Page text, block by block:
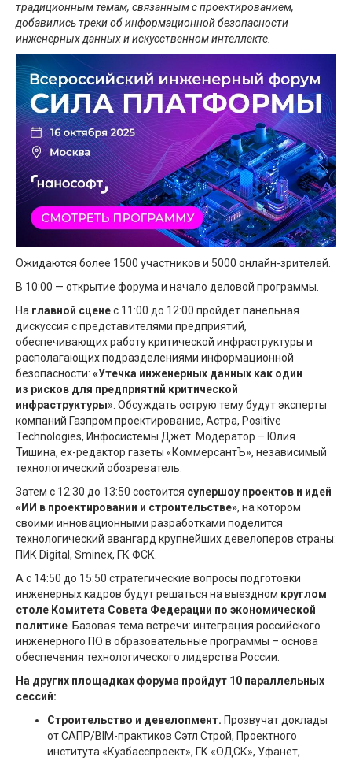
традиционным темам, связанным с проектированием,
добавились треки об информационной безопасности
инженерных данных и искусственном интеллекте.
Ожидаются более 1500 участников и 5000 онлайн-зрителей.
В 10:00 — открытие форума и начало деловой программы.
На главной сценес 11:00 до 12:00 пройдет панельная
дискуссия с представителями предприятий,
обеспечивающих работу критической инфраструктуры и
располагающих подразделениями информационной
безопасности: «Утечка инженерных данных как один
из рисков для предприятий критической
инфраструктуры». Обсуждать острую тему будут эксперты
компаний Газпром проектирование, Астра, Positive
Technologies, Инфосистемы Джет. Модератор – Юлия
Тишина, ex-редактор газеты «КоммерсантЪ», независимый
технологический обозреватель.
Затем с 12:30 до 13:50 состоится супершоу проектов и идей
«ИИ в проектировании и строительстве», на котором
своими инновационными разработками поделится
технологический авангард крупнейших девелоперов страны:
ПИК Digital, Sminex, ГК ФСК.
А с 14:50 до 15:50 стратегические вопросы подготовки
инженерных кадров будут решаться на выездном круглом
столе Комитета Совета Федерации по экономической
политике . Базовая тема встречи: интеграция российского
инженерного ПО в образовательные программы – основа
обеспечения технологического лидерства России.
На других площадках форума пройдут 10 параллельных
сессий:
Строительство и девелопмент. Прозвучат доклады
от САПР/BIM-практиков Сэтл Строй, Проектного
института «Кузбасспроект», ГК «ОДСК», Уфанет,